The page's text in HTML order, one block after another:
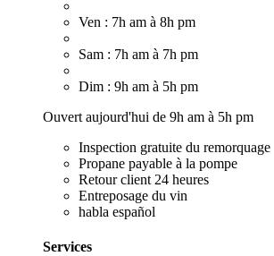
Ven : 7h am à 8h pm
Sam : 7h am à 7h pm
Dim : 9h am à 5h pm
Ouvert aujourd'hui de 9h am à 5h pm
Inspection gratuite du remorquage
Propane payable à la pompe
Retour client 24 heures
Entreposage du vin
habla español
Services